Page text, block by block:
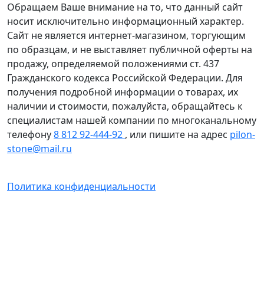
Обращаем Ваше внимание на то, что данный сайт
носит исключительно информационный характер.
Сайт не является интернет-магазином, торгующим
по образцам, и не выставляет публичной оферты на
продажу, определяемой положениями ст. 437
Гражданского кодекса Российской Федерации. Для
получения подробной информации о товарах, их
наличии и стоимости, пожалуйста, обращайтесь к
специалистам нашей компании по многоканальному
телефону8 812 92-444-92 , или пишите на адрес pilon-
stone@mail.ru
Политика конфиденциальности